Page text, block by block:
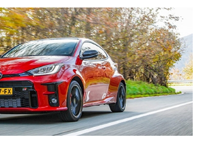
Vanaf € 55.950,-
Hilux (excl. BTW)
OOK ALS BATTERIJ-